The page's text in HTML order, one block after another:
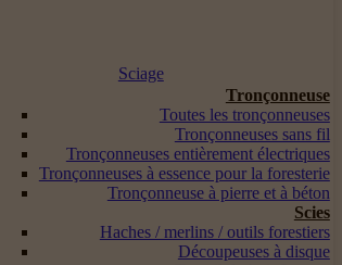
Sciage
Tronçonneuse
Toutes les tronçonneuses
Tronçonneuses sans fil
Tronçonneuses entièrement électriques
Tronçonneuses à essence pour la foresterie
Tronçonneuse à pierre et à béton
Scies
Haches / merlins / outils forestiers
Découpeuses à disque